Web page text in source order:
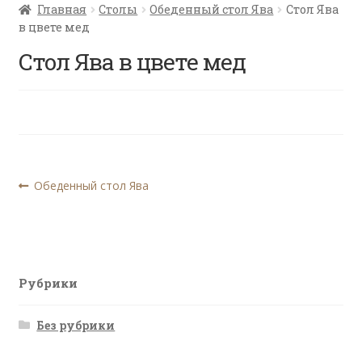
Все о ротанге
Главная Столы Обеденный стол Ява
Стол Ява
в цвете мед
Стол Ява в цвете мед
Навигация
Предыдущая
Обеденный стол Ява
Рубрики
Без рубрики